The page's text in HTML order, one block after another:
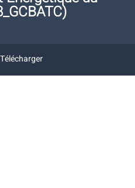
Télécharger